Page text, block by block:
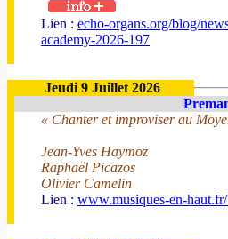
Lien : echo-organs.org/blog/
academy-2026-197
Jeudi 9 Juillet 2026
« Chanter et improviser au
Jean-Yves Haymoz
Raphaël Picazos
Olivier Camelin
Lien : www.musiques-en-